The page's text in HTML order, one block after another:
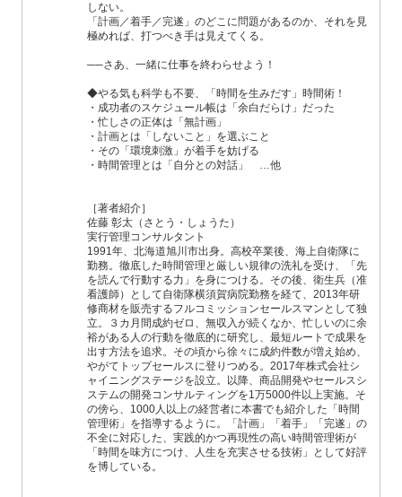
しない。
「計画／着手／完遂」のどこに問題があるのか、それを見
極めれば、打つべき手は見えてくる。
──さあ、一緒に仕事を終わらせよう！
◆やる気も科学も不要、「時間を生みだす」時間術！
・成功者のスケジュール帳は「余白だらけ」だった
・忙しさの正体は「無計画」
・計画とは「しないこと」を選ぶこと
・その「環境刺激」が着手を妨げる
・時間管理とは「自分との対話」 …他
［著者紹介］
佐藤 彰太（さとう・しょうた）
実行管理コンサルタント
1991年、北海道旭川市出身。高校卒業後、海上自衛隊に
勤務。徹底した時間管理と厳しい規律の洗礼を受け、「先
を読んで行動する力」を身につける。その後、衛生兵（准
看護師）として自衛隊横須賀病院勤務を経て、2013年研
修商材を販売するフルコミッションセールスマンとして独
立。３カ月間成約ゼロ、無収入が続くなか、忙しいのに余
裕がある人の行動を徹底的に研究し、最短ルートで成果を
出す方法を追求。その頃から徐々に成約件数が増え始め、
やがてトップセールスに登りつめる。2017年株式会社シ
ャイニングステージを設立。以降、商品開発やセールスシ
ステムの開発コンサルティングを1万5000件以上実施。そ
の傍ら、1000人以上の経営者に本書でも紹介した「時間
管理術」を指導するように。「計画」「着手」「完遂」の
不全に対応した、実践的かつ再現性の高い時間管理術が
「時間を味方につけ、人生を充実させる技術」として好評
を博している。